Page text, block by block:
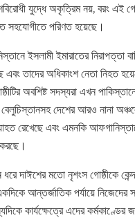
যুদ্ধে অকৃত্রিম নয়, বরং এই
পরিণত হয়েছে।
ইসলামী ইমারাতের নিরাপত্তা
এবং তাদের অধিকাংশ নেতা নিহত
অবশিষ্ট সদস্যরা এখন
দেশের আরও নানা
রেখেছে এবং এমনকি
ধরে দাঈশের মতো নৃশংস গোষ্ঠীকে
আন্তর্জাতিক পর্যায়ে নিজেদের
কার্যক্ষেত্রে এদের